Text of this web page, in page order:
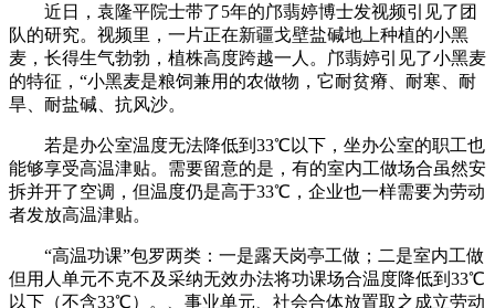
近日，袁隆平院士带了5年的邝翡婷博士发视频引见了团
队的研究。视频里，一片正在新疆戈壁盐碱地上种植的小黑
麦，长得生气勃勃，植株高度跨越一人。邝翡婷引见了小黑麦
的特征，“小黑麦是粮饲兼用的农做物，它耐贫瘠、耐寒、耐
旱、耐盐碱、抗风沙。
若是办公室温度无法降低到33℃以下，坐办公室的职工也
能够享受高温津贴。需要留意的是，有的室内工做场合虽然安
拆并开了空调，但温度仍是高于33℃，企业也一样需要为劳动
者发放高温津贴。
“高温功课”包罗两类：一是露天岗亭工做；二是室内工做
但用人单元不克不及采纳无效办法将功课场合温度降低到33℃
以下（不含33℃）。、事业单元、社会合体放置取之成立劳动